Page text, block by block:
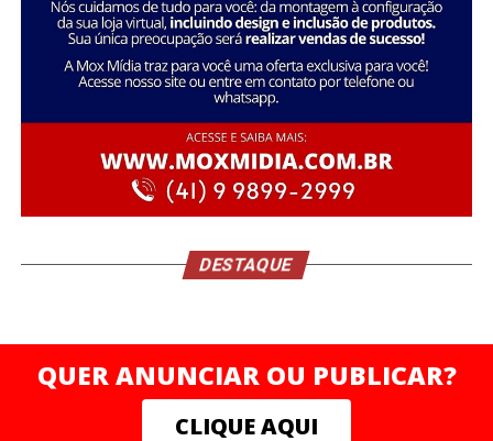
DESTAQUE
QUER ANUNCIAR OU PUBLICAR?
CLIQUE AQUI